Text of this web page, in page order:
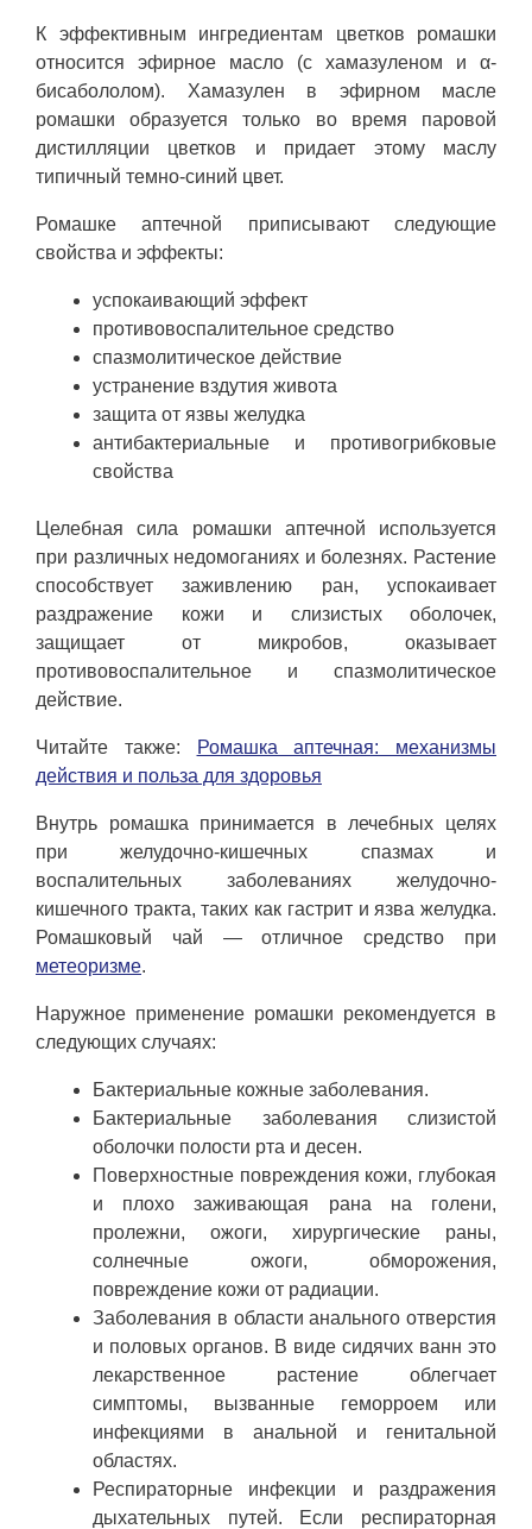
К эффективным ингредиентам цветков ромашки
относится эфирное масло (с хамазуленом и α-
бисабололом). Хамазулен в эфирном масле
ромашки образуется только во время паровой
дистилляции цветков и придает этому маслу
типичный темно-синий цвет.
Ромашке аптечной приписывают следующие
свойства и эффекты:
успокаивающий эффект
противовоспалительное средство
спазмолитическое действие
устранение вздутия живота
защита от язвы желудка
антибактериальные и противогрибковые
свойства
Целебная сила ромашки аптечной используется
при различных недомоганиях и болезнях. Растение
способствует заживлению ран, успокаивает
раздражение кожи и слизистых оболочек,
защищает от микробов, оказывает
противовоспалительное и спазмолитическое
действие.
Читайте также:
Ромашка аптечная: механизмы
действия и польза для здоровья
Внутрь ромашка принимается в лечебных целях
при желудочно-кишечных спазмах и
воспалительных заболеваниях желудочно-
кишечного тракта, таких как гастрит и язва желудка.
Ромашковый чай — отличное средство при
метеоризме.
Наружное применение ромашки рекомендуется в
следующих случаях:
Бактериальные кожные заболевания.
Бактериальные заболевания слизистой
оболочки полости рта и десен.
Поверхностные повреждения кожи, глубокая
и плохо заживающая рана на голени,
пролежни, ожоги, хирургические раны,
солнечные ожоги, обморожения,
повреждение кожи от радиации.
Заболевания в области анального отверстия
и половых органов. В виде сидячих ванн это
лекарственное растение облегчает
симптомы, вызванные геморроем или
инфекциями в анальной и генитальной
областях.
Респираторные инфекции и раздражения
дыхательных путей. Если респираторная